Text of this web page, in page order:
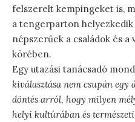
felszerelt kempingeket is,
a tengerparton
népszerűek a családok és
körében.
Egy utazási tanácsadó
kiválasztása nem csupán egy
döntés arról, hogy milyen
helyi kultúrában és természeti